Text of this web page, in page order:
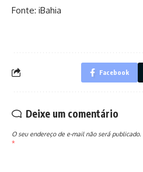
Fonte: iBahia
Facebook
Deixe um comentário
O seu endereço de e-mail não será publicado.
*